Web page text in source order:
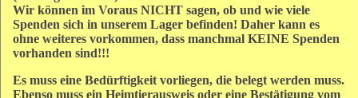
Wir können im Voraus NICHT sagen, ob und wie viele
Spenden sich in unserem Lager befinden! Daher kann es
ohne weiteres vorkommen, dass manchmal KEINE Spenden
vorhanden sind!!!
Es muss eine Bedürftigkeit vorliegen, die belegt werden muss.
Ebenso muss ein Heimtierausweis oder eine Bestätigung vom